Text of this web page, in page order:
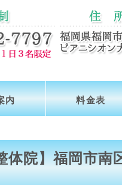
内 料金表
院】福岡市南